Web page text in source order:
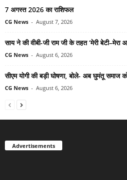
7 अगस्त 2026 का राशिफल
CG News - August 7, 2026
साय ने की वीबी-जी राम जी के तहत ‘मेरी
CG News - August 6, 2026
सीएम योगी की बड़ी घोषणा, बोले- अब घुमंतू समाज
CG News - August 6, 2026
Advertisements